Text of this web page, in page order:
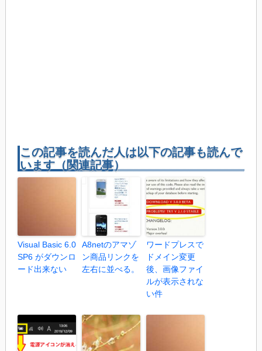
この記事を読んだ人は以下の記事も読んで
います（関連記事）
Visual Basic 6.0
SP6 がダウンロ
ード出来ない
A8netのアマゾ
ン商品リンクを
左右に並べる。
ワードプレスで
ドメイン変更
後、画像ファイ
ルが表示されな
い件